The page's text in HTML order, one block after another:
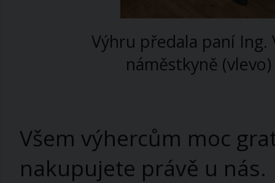
Výhru předala paní Ing.
náměstkyně
Všem výhercům moc
nakupujete právě u nás.